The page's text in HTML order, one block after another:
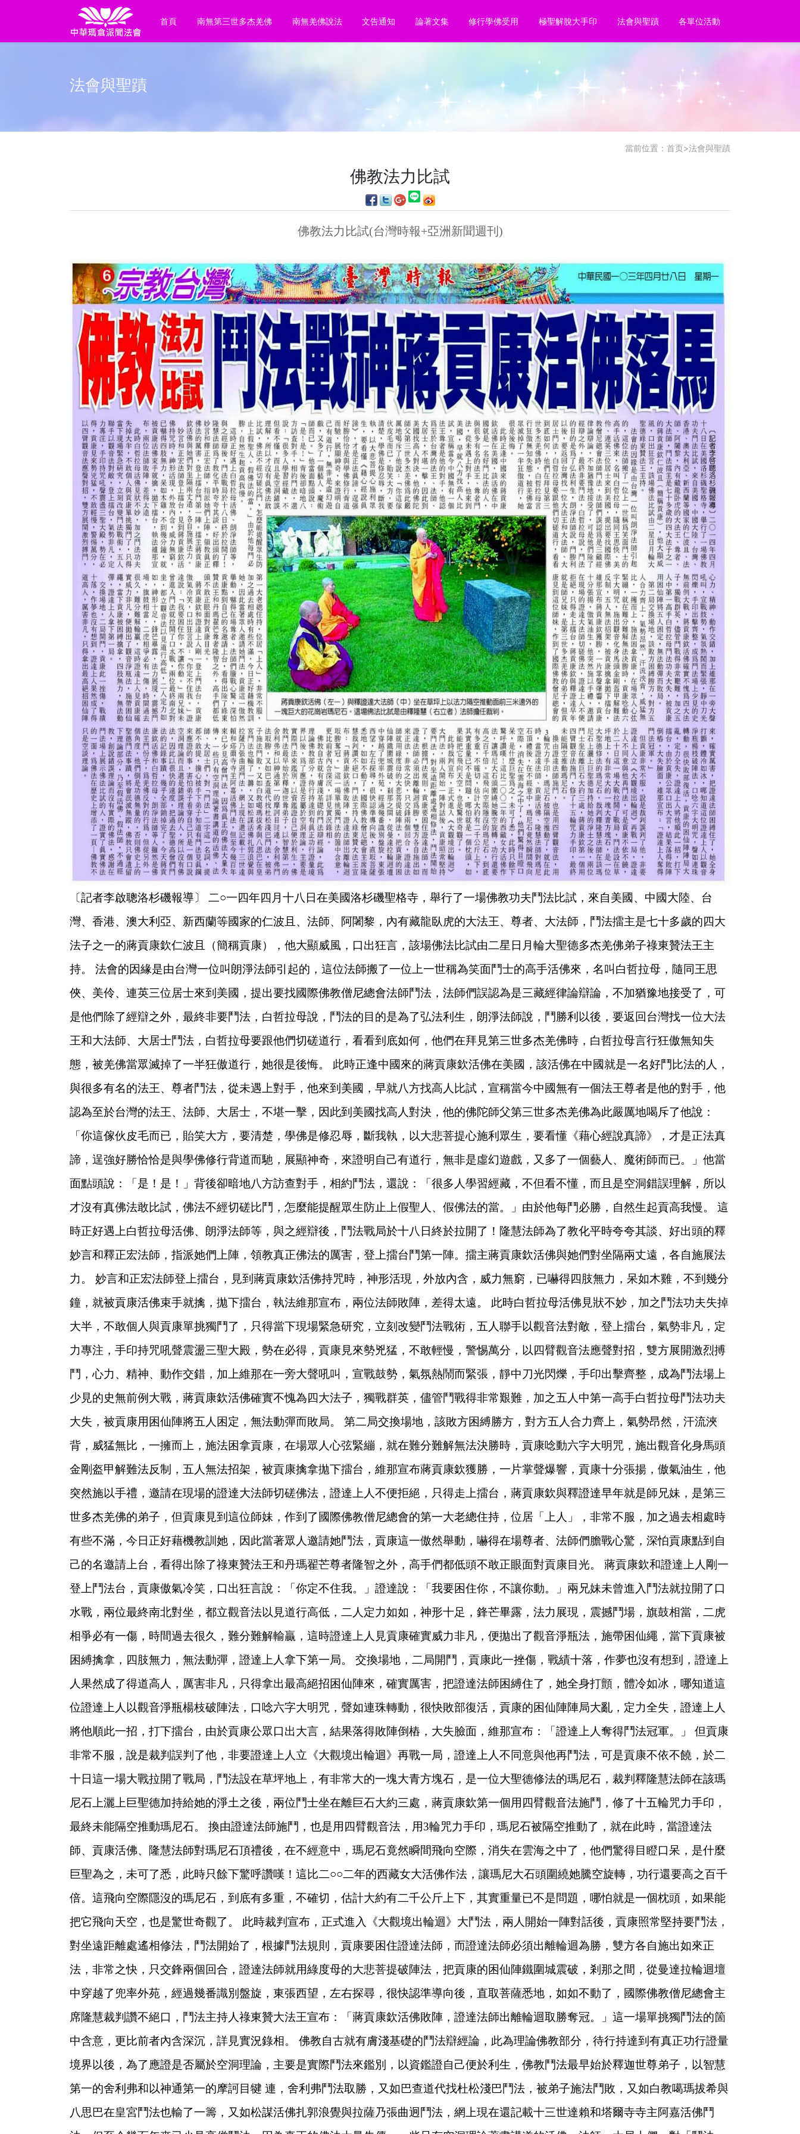
首頁 南無第三世多杰羌佛 南無羌佛說法 文告通知 論著文集 修行學佛受用 極聖解脫大手印 法會與聖蹟 各單位活動
法會與聖蹟
當前位置： 首页>法會與聖蹟
佛教法力比試
佛教法力比試(台灣時報+亞洲新聞週刊)
〔記者李啟聰洛杉磯報導〕 二○一四年四月十八日在美國洛杉磯聖格寺，舉行了一場佛教功夫鬥法比試，來自美國、中國大陸、台
灣、香港、澳大利亞、新西蘭等國家的仁波且、法師、阿闍黎，內有藏龍臥虎的大法王、尊者、大法師，鬥法擂主是七十多歲的四大
法子之一的蔣貢康欽仁波且（簡稱貢康），他大顯威風，口出狂言，該場佛法比試由二星日月輪大聖德多杰羌佛弟子祿東贊法王主
持。
法會的因緣是由台灣一位叫朗淨法師引起的，這位法師搬了一位上一世稱為笑面鬥士的高手活佛來，名叫白哲拉母，隨同王思
俠、美伶、連英三位居士來到美國，提出要找國際佛教僧尼總會法師鬥法，法師們誤認為是三藏經律論辯論，不加猶豫地接受了，可
是他們除了經辯之外，最終非要鬥法，白哲拉母說，鬥法的目的是為了弘法利生，朗淨法師說，鬥勝利以後，要返回台灣找一位大法
王和大法師、大居士鬥法，白哲拉母要跟他們切磋道行，看看到底如何，他們在拜見第三世多杰羌佛時，白哲拉母言行狂傲無知失
態，被羌佛當眾滅掉了一半狂傲道行，她很是後悔。
此時正逢中國來的蔣貢康欽活佛在美國，該活佛在中國就是一名好鬥比法的人，
與很多有名的法王、尊者鬥法，從未遇上對手，他來到美國，早就八方找高人比試，宣稱當今中國無有一個法王尊者是他的對手，他
認為至於台灣的法王、法師、大居士，不堪一擊，因此到美國找高人對決，他的佛陀師父第三世多杰羌佛為此嚴厲地喝斥了他說：
「你這傢伙皮毛而已，貽笑大方，要清楚，學佛是修忍辱，斷我執，以大悲菩提心施利眾生，要看懂《藉心經說真諦》，才是正法真
諦，逞強好勝恰恰是與學佛修行背道而馳，展顯神奇，來證明自己有道行，無非是虛幻遊戲，又多了一個藝人、魔術師而已。」他當
面點頭說：「是！是！」背後卻暗地八方訪查對手，相約鬥法，還說：「很多人學習經藏，不但看不懂，而且是空洞錯誤理解，所以
才沒有真佛法敢比試，佛法不經切磋比鬥，怎麼能提醒眾生防止上假聖人、假佛法的當。」由於他每鬥必勝，自然生起貢高我慢。
這
時正好遇上白哲拉母活佛、朗淨法師等，與之經辯後，鬥法戰局於十八日終於拉開了！隆慧法師為了教化平時夸夸其談、好出頭的釋
妙言和釋正宏法師，指派她們上陣，領教真正佛法的厲害，登上擂台鬥第一陣。擂主蔣貢康欽活佛與她們對坐隔兩丈遠，各自施展法
力。
妙言和正宏法師登上擂台，見到蔣貢康欽活佛持咒時，神形活現，外放內含，威力無窮，已嚇得四肢無力，呆如木雞，不到幾分
鐘，就被貢康活佛束手就擒，拋下擂台，執法維那宣布，兩位法師敗陣，差得太遠。
此時白哲拉母活佛見狀不妙，加之鬥法功夫失掉
大半，不敢個人與貢康單挑獨鬥了，只得當下現場緊急研究，立刻改變鬥法戰術，五人聯手以觀音法對敵，登上擂台，氣勢非凡，定
力專注，手印持咒吼聲震盪三聖大殿，勢在必得，貢康見來勢兇猛，不敢輕慢，警惕萬分，以四臂觀音法應聲對招，雙方展開激烈搏
鬥，心力、精神、動作交錯，加上維那在一旁大聲吼叫，宣戰鼓勢，氣氛熱鬧而緊張，靜中刀光閃爍，手印出擊齊整，成為鬥法場上
少見的史無前例大戰，蔣貢康欽活佛確實不愧為四大法子，獨戰群英，儘管鬥戰得非常艱難，加之五人中第一高手白哲拉母鬥法功夫
大失，被貢康用困仙陣將五人困定，無法動彈而敗局。
第二局交換場地，該敗方困縛勝方，對方五人合力齊上，氣勢昂然，汗流浹
背，威猛無比，一擁而上，施法困拿貢康，在場眾人心弦緊繃，就在難分難解無法決勝時，貢康唸動六字大明咒，施出觀音化身馬頭
金剛盔甲解難法反制，五人無法招架，被貢康擒拿拋下擂台，維那宣布蔣貢康欽獲勝，一片掌聲爆響，貢康十分張揚，傲氣油生，他
突然施以手禮，邀請在現場的證達大法師切磋佛法，證達上人不便拒絕，只得走上擂台，蔣貢康欽與釋證達早年就是師兄妹，是第三
世多杰羌佛的弟子，但貢康見到這位師妹，作到了國際佛教僧尼總會的第一大老總住持，位居「上人」，非常不服，加之過去相處時
有些不滿，今日正好藉機教訓她，因此當著眾人邀請她鬥法，貢康這一傲然舉動，嚇得在場尊者、法師們膽戰心驚，深怕貢康點到自
己的名邀請上台，看得出除了祿東贊法王和丹瑪翟芒尊者隆智之外，高手們都低頭不敢正眼面對貢康目光。
蔣貢康欽和證達上人剛一
登上鬥法台，貢康傲氣冷笑，口出狂言說：「你定不住我。」證達說：「我要困住你，不讓你動。」兩兄妹未曾進入鬥法就拉開了口
水戰，兩位最終南北對坐，都立觀音法以見道行高低，二人定力如如，神形十足，鋒芒畢露，法力展現，震撼鬥場，旗鼓相當，二虎
相爭必有一傷，時間過去很久，難分難解輸贏，這時證達上人見貢康確實威力非凡，便拋出了觀音淨瓶法，施帶困仙繩，當下貢康被
困縛擒拿，四肢無力，無法動彈，證達上人拿下第一局。
交換場地，二局開鬥，貢康此一挫傷，戰績十落，作夢也沒有想到，證達上
人果然成了得道高人，厲害非凡，只得拿出最高絕招困仙陣來，確實厲害，把證達法師困縛住了，她全身打顫，體冷如冰，哪知道這
位證達上人以觀音淨瓶楊枝破陣法，口唸六字大明咒，聲如連珠轉動，很快敗部復活，貢康的困仙陣陣局大亂，定力全失，證達上人
將他順此一招，打下擂台，由於貢康公眾口出大言，結果落得敗陣倒樁，大失臉面，維那宣布：「證達上人奪得鬥法冠軍。」
但貢康
非常不服，說是裁判誤判了他，非要證達上人立《大觀境出輪迴》再戰一局，證達上人不同意與他再鬥法，可是貢康不依不饒，於二
十日這一場大戰拉開了戰局，鬥法設在草坪地上，有非常大的一塊大青方塊石，是一位大聖德修法的瑪尼石，裁判釋隆慧法師在該瑪
尼石上灑上巨聖德加持給她的淨土之後，兩位鬥士坐在離巨石大約三處，蔣貢康欽第一個用四臂觀音法施鬥，修了十五輪咒力手印，
最終未能隔空推動瑪尼石。
換由證達法師施鬥，也是用四臂觀音法，用3輪咒力手印，瑪尼石被隔空推動了，就在此時，當證達法
師、貢康活佛、隆慧法師對瑪尼石頂禮後，在不經意中，瑪尼石竟然瞬間飛向空際，消失在雲海之中了，他們驚得目瞪口呆，是什麼
巨聖為之，未可了悉，此時只餘下驚呼讚嘆！這比二○○二年的西藏女大活佛作法，讓瑪尼大石頭圍繞她騰空旋轉，功行還要高之百千
倍。這飛向空際隱沒的瑪尼石，到底有多重，不確切，估計大約有二千公斤上下，其實重量已不是問題，哪怕就是一個枕頭，如果能
把它飛向天空，也是驚世奇觀了。
此時裁判宣布，正式進入《大觀境出輪迴》大鬥法，兩人開始一陣對話後，貢康照常堅持要鬥法，
對坐遠距離處遙相修法，鬥法開始了，根據鬥法規則，貢康要困住證達法師，而證達法師必須出離輪迴為勝，雙方各自施出如來正
法，非常之快，只交鋒兩個回合，證達法師就用綠度母的大悲菩提破陣法，把貢康的困仙陣鐵圍城震破，剎那之間，從曼達拉輪迴壇
中穿越了兜率外苑，經過幾番識別盤旋，東張西望，左右探尋，很快認準導向後，直取菩薩悉地，如如不動了，國際佛教僧尼總會主
席隆慧裁判讚不絕口，鬥法主持人祿東贊大法王宣布：「蔣貢康欽活佛敗陣，證達法師出離輪迴取勝奪冠。」這一場單挑獨鬥法的箇
中含意，更比前者內含深沉，詳見實況錄相。
佛教自古就有膚淺基礎的鬥法辯經論，此為理論佛教部分，待行持達到有真正功行證量
境界以後，為了應證是否屬於空洞理論，主要是實際鬥法來鑑別，以資鑑證自己便於利生，佛教鬥法最早始於釋迦世尊弟子，以智慧
第一的舍利弗和以神通第一的摩訶目犍 連，舍利弗鬥法取勝，又如巴查道代找杜松淺巴鬥法，被弟子施法鬥敗，又如白教噶瑪拔希與
八思巴在皇宮鬥法也輸了一籌，又如松謀活佛扎郭浪覺與拉薩乃張曲迥鬥法，網上現在還記載十三世達賴和塔爾寺寺主阿嘉活佛鬥